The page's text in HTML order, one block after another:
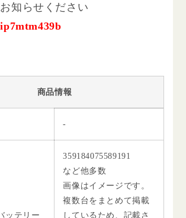
知らせください
商品情報
-
ッテリー
359184075589191
など他多数
画像はイメージです。
複数台をまとめて掲載
しているため、記載さ